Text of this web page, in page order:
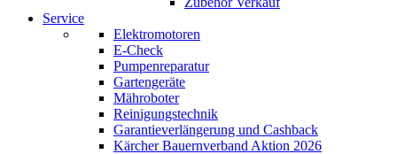
Service
Elektromotoren
E-Check
Pumpenreparatur
Gartengeräte
Mähroboter
Reinigungstechnik
Garantieverlängerung und Cashback
Kärcher Bauernverband Aktion 2026